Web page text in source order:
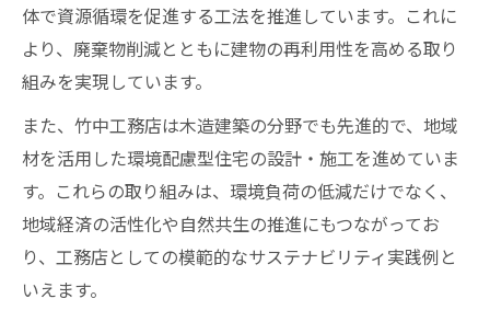
体で資源循環を促進する工法を推進しています。これに
より、廃棄物削減とともに建物の再利用性を高める取り
組みを実現しています。
また、竹中工務店は木造建築の分野でも先進的で、地域
材を活用した環境配慮型住宅の設計・施工を進めていま
す。これらの取り組みは、環境負荷の低減だけでなく、
地域経済の活性化や自然共生の推進にもつながってお
り、工務店としての模範的なサステナビリティ実践例と
いえます。